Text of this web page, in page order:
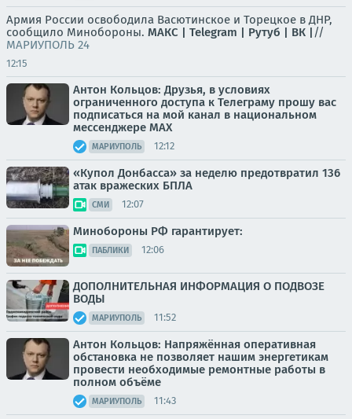
Армия России освободила Васютинское и Торецкое в ДНР,
сообщило Минобороны. МАКС | Telegram | Рутуб | ВК | //
МАРИУПОЛЬ 24
12:15
Антон Кольцов: Друзья, в условиях
ограниченного доступа к Телеграму прошу вас
подписаться на мой канал в национальном
мессенджере МАХ
МАРИУПОЛЬ 12:12
«Купол Донбасса» за неделю предотвратил 136
атак вражеских БПЛА
СМИ 12:07
Минобороны РФ гарантирует:
ПАБЛИКИ 12:06
ДОПОЛНИТЕЛЬНАЯ ИНФОРМАЦИЯ О ПОДВОЗЕ
ВОДЫ
МАРИУПОЛЬ 11:52
Антон Кольцов: Напряжённая оперативная
обстановка не позволяет нашим энергетикам
провести необходимые ремонтные работы в
полном объёме
МАРИУПОЛЬ 11:43